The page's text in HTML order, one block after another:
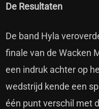
De Resultaten
De band Hyla
finale van de Wacken
een indruk achter op
wedstrijd kende een
één punt verschil met